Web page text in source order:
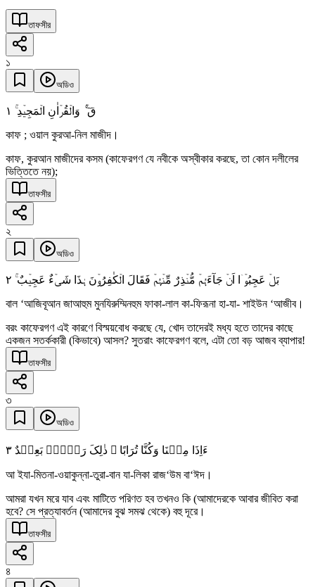
তাফসীর
১
অডিও
قٓ ۟ۚ وَالۡقُرۡاٰنِ الۡمَجِیۡدِ ۚ ١
কাফ ; ওয়াল কুরআ-নিল মাজীদ।
কাফ, কুরআন মাজীদের কসম (কাফেরগণ যে নবীকে অস্বীকার করছে, তা কোন দলীলের
ভিত্তিতে নয়);
তাফসীর
২
অডিও
بَلۡ عَجِبُوۡۤا اَنۡ جَآءَہُمۡ مُّنۡذِرٌ مِّنۡہُمۡ فَقَالَ الۡکٰفِرُوۡنَ ہٰذَا شَیۡءٌ عَجِیۡبٌ ۚ ٢
বাল ‘আজিবূআন জাআহুম মুনযিরুম্মিনহুম ফাকা-লাল কা-ফিরূনা হা-যা- শাইউন ‘আজীব।
বরং কাফেরগণ এই কারণে বিস্ময়বোধ করছে যে, খোদ তাদেরই মধ্য হতে তাদের কাছে
একজন সতর্ককারী (কিভাবে) আসল? সুতরাং কাফেরগণ বলে, এটা তো বড় আজব ব্যাপার!
তাফসীর
৩
অডিও
ءَاِذَا مِتۡنَا وَکُنَّا تُرَابًا ۚ ذٰلِکَ رَجۡعٌۢ بَعِیۡدٌ ٣
আ ইযা-মিতনা-ওয়াকুন্না-তুরা-বান যা-লিকা রাজ‘উম বা‘ঈদ।
আমরা যখন মরে যাব এবং মাটিতে পরিণত হব তখনও কি (আমাদেরকে আবার জীবিত করা
হবে? সে প্রত্যাবর্তন (আমাদের বুঝ সমঝ থেকে) বহু দূরে।
তাফসীর
৪